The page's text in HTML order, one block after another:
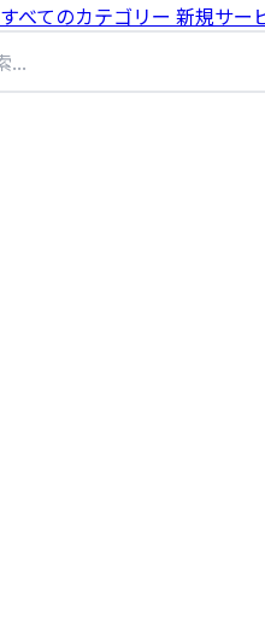
すべてのカテゴリー 新規サー